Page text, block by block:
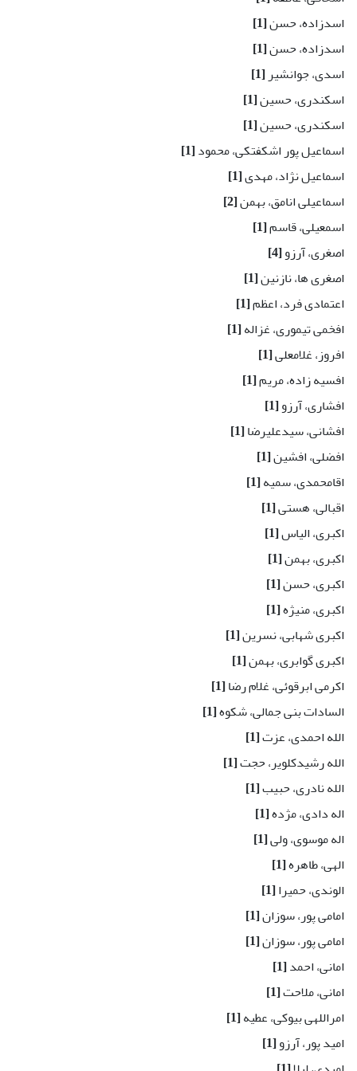
اسدزاده، حسن[1]
اسدزاده، حسن[1]
اسدی، جوانشیر[1]
اسکندری، حسین[1]
اسکندری، حسین[1]
اسماعیل پور اشکفتکی، محمود[1]
اسماعیل نژاد، مهدی[1]
اسماعیلی انامق، بهمن[2]
اسمعیلی، قاسم[1]
اصغری، آرزو[4]
اصغری ها، نازنین[1]
اعتمادی فرد، اعظم[1]
افخمی تیموری، غزاله[1]
افروز، غلامعلی[1]
افسیه زاده، مریم[1]
افشاری، آرزو[1]
افشانی، سیدعلیرضا[1]
افضلی، افشین[1]
اقامحمدی، سمیه[1]
اقبالی، هستی[1]
اکبری، الیاس[1]
اکبری، بهمن[1]
اکبری، حسن[1]
اکبری، منیژه[1]
اکبری شهابی، نسرین[1]
اکبری گوابری، بهمن[1]
اکرمی ابرقوئی، غلام رضا[1]
السادات بنی جمالی، شکوه[1]
الله احمدی، عزت[1]
الله رشیدکلویر، حجت[1]
الله نادری، حبیب[1]
اله دادی، مژده[1]
اله موسوی، ولی[1]
الهی، طاهره[1]
الوندی، حمیرا[1]
امامی پور، سوزان[1]
امامی پور، سوزان[1]
امانی، احمد[1]
امانی، ملاحت[1]
امراللهی بیوکی، عطیه[1]
امید پور، آرزو[1]